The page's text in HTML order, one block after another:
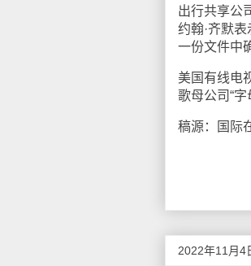
出行共享公
约翰·齐默
一份文件中
美国有线电
歌母公司“
稿源：国际
2022年11月4